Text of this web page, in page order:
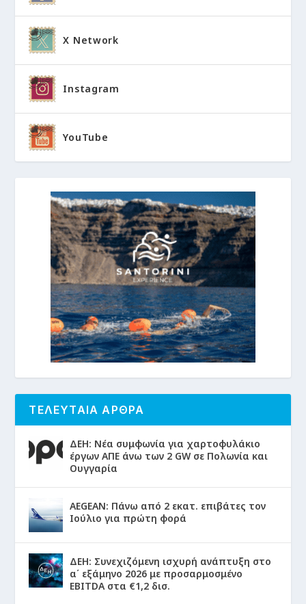
X Network
Instagram
YouTube
ΤΕΛΕΥΤΑΙΑ ΑΡΘΡΑ
ΔΕΗ: Νέα συμφωνία για χαρτοφυλάκιο
έργων ΑΠΕ άνω των 2 GW σε Πολωνία και
Ουγγαρία
AEGEAN: Πάνω από 2 εκατ. επιβάτες τον
Ιούλιο για πρώτη φορά
ΔΕΗ: Συνεχιζόμενη ισχυρή ανάπτυξη στο
α΄ εξάμηνο 2026 με προσαρμοσμένο
EBITDA στα €1,2 δισ.